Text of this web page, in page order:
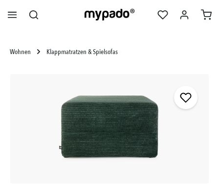
springen
Wohnen Klappmatratzen & Spielsofas